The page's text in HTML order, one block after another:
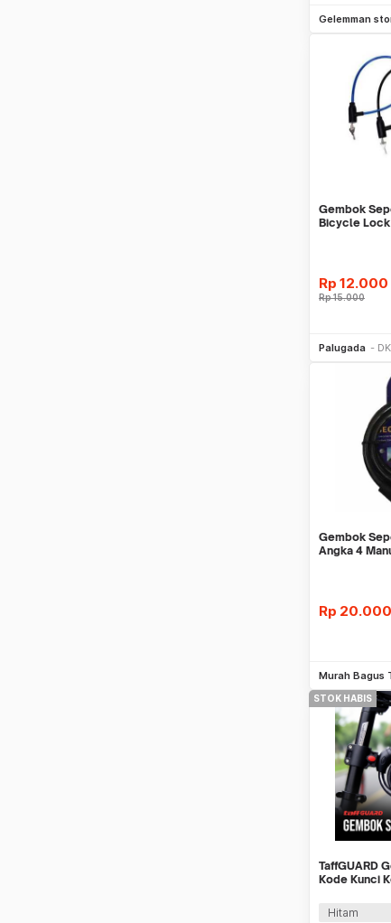
Gelemman
Gembok
Bicycle
Rp 12.000
Rp15.000
Palugada
Gembok
Angka 4
Rp 20.000
Murah Bagus
STOK HABIS
TaffGUARD
Kode Kunci
Hitam